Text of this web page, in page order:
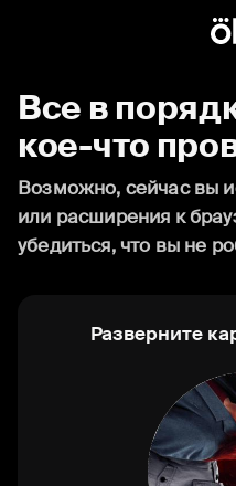
Все в
кое-что
Возможно, сейчас вы
или расширения к
убедиться, что вы не
Разверните